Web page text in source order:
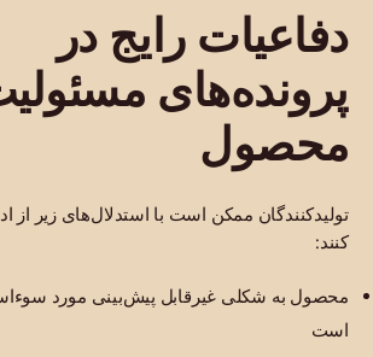
دفاعیات رایج در
پرونده‌های
محصول
تولیدکنندگان ممکن است با استدلال‌های زیر از
کنند:
محصول به شکلی غیرقابل پیش‌بینی مورد
است